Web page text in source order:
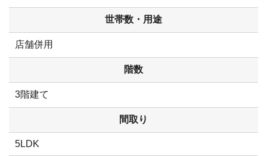
世帯数・用途
店舗併用
階数
3階建て
間取り
5LDK